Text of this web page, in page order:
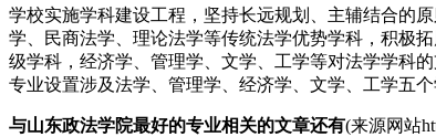
学校实施学科建设工程，坚持长远规划、主辅结合的
学、民商法学、理论法学等传统法学优势学科，积极
级学科，经济学、管理学、文学、工学等对法学学科
专业设置涉及法学、管理学、经济学、文学、工学五
与山东政法学院最好的专业相关的文章还有(来源网站